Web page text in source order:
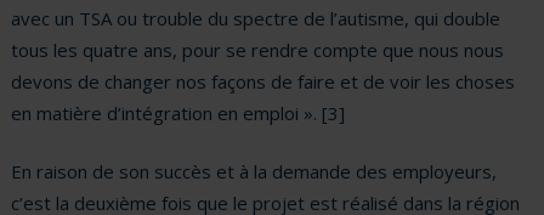
avec un TSA ou trouble du spectre de l’autisme, qui double
tous les quatre ans, pour se rendre compte que nous nous
devons de changer nos façons de faire et de voir les choses
en matière d’intégration en emploi ». [3]
En raison de son succès et à la demande des employeurs,
c’est la deuxième fois que le projet est réalisé dans la région